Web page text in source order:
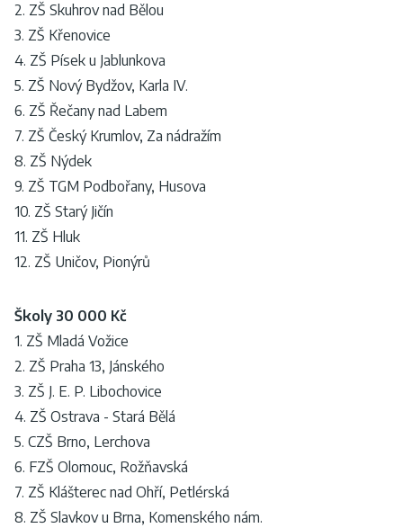
2. ZŠ Skuhrov nad Bělou
3. ZŠ Křenovice
4. ZŠ Písek u Jablunkova
5. ZŠ Nový Bydžov, Karla IV.
6. ZŠ Řečany nad Labem
7. ZŠ Český Krumlov, Za nádražím
8. ZŠ Nýdek
9. ZŠ TGM Podbořany, Husova
10. ZŠ Starý Jičín
11. ZŠ Hluk
12. ZŠ Uničov, Pionýrů
Školy 30 000 Kč
1. ZŠ Mladá Vožice
2. ZŠ Praha 13, Jánského
3. ZŠ J. E. P. Libochovice
4. ZŠ Ostrava - Stará Bělá
5. CZŠ Brno, Lerchova
6. FZŠ Olomouc, Rožňavská
7. ZŠ Klášterec nad Ohří, Petlérská
8. ZŠ Slavkov u Brna, Komenského nám.